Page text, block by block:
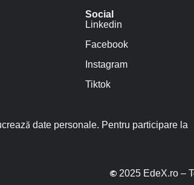
Social
Linkedin
Facebook
Instagram
Tiktok
date personale. Pentru participare la
© 2025 EdeX.ro –